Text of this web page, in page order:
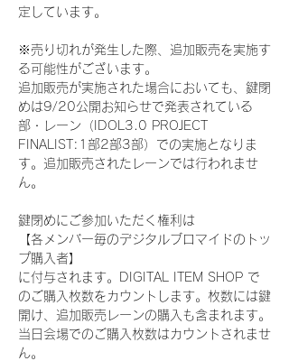
定しています。
※売り切れが発生した際、追加販売を実施す
る可能性がございます。
追加販売が実施された場合においても、鍵閉
めは9/20公開お知らせで発表されている
部・レーン（IDOL3.0 PROJECT
FINALIST:1部2部3部）での実施となりま
す。追加販売されたレーンでは行われませ
ん。
鍵閉めにご参加いただく権利は
【各メンバー毎のデジタルブロマイドのトッ
プ購入者】
に付与されます。DIGITAL ITEM SHOP で
のご購入枚数をカウントします。枚数には鍵
開け、追加販売レーンの購入も含まれます。
当日会場でのご購入枚数はカウントされませ
ん。